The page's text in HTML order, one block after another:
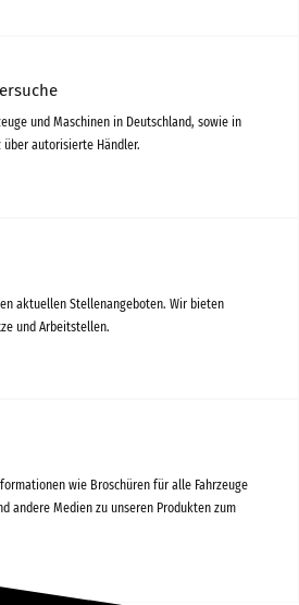
und Maschinen in Deutschland, sowie in
über autorisierte Händler.
aktuellen Stellenangeboten. Wir bieten
und Arbeitstellen.
wie Broschüren für alle Fahrzeuge
andere Medien zu unseren Produkten zum